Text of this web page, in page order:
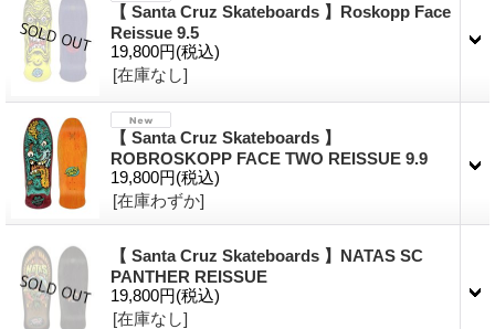
【 Santa Cruz Skateboards 】Roskopp Face
Reissue 9.5
19,800円(税込)
[在庫なし]
【 Santa Cruz Skateboards 】
ROBROSKOPP FACE TWO REISSUE 9.9
19,800円(税込)
[在庫わずか]
【 Santa Cruz Skateboards 】NATAS SC
PANTHER REISSUE
19,800円(税込)
[在庫なし]